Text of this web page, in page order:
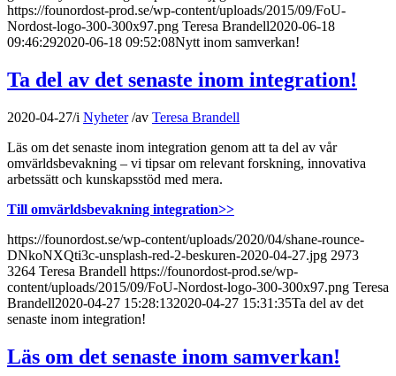
https://founordost-prod.se/wp-content/uploads/2015/09/FoU-
Nordost-logo-300-300x97.png Teresa Brandell2020-06-18
09:46:292020-06-18 09:52:08Nytt inom samverkan!
Ta del av det senaste inom integration!
2020-04-27/i Nyheter /av Teresa Brandell
Läs om det senaste inom integration genom att ta del av vår
omvärldsbevakning – vi tipsar om relevant forskning, innovativa
arbetssätt och kunskapsstöd med mera.
Till omvärldsbevakning integration>>
https://founordost.se/wp-content/uploads/2020/04/shane-rounce-
DNkoNXQti3c-unsplash-red-2-beskuren-2020-04-27.jpg 2973
3264 Teresa Brandell https://founordost-prod.se/wp-
content/uploads/2015/09/FoU-Nordost-logo-300-300x97.png Teresa
Brandell2020-04-27 15:28:132020-04-27 15:31:35Ta del av det
senaste inom integration!
Läs om det senaste inom samverkan!